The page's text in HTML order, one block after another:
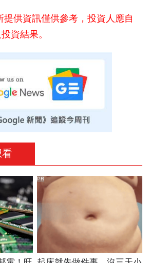
供資訊僅供參考，投資人應自
資結果。
PR